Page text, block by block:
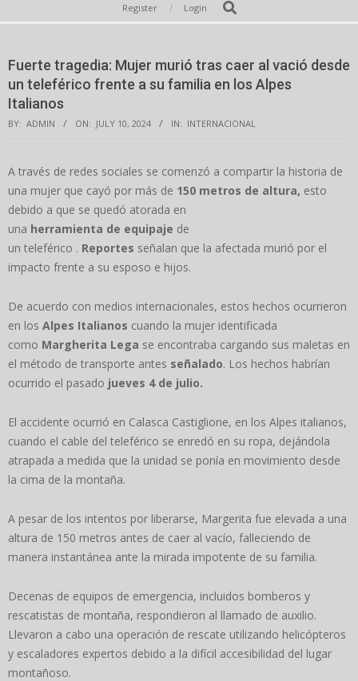
Navigation
Register Login Search
Fuerte tragedia: Mujer murió tras caer al vació desde
un teleférico frente a su familia en los Alpes
Italianos
BY: ADMIN ON: JULY 10, 2024 IN: INTERNACIONAL
A través de redes sociales se comenzó a compartir la historia de
una mujer que cayó por más de 150 metros de altura, esto
debido a que se quedó atorada en
una herramienta de equipaje de
un teleférico . Reportes señalan que la afectada murió por el
impacto frente a su esposo e hijos.
De acuerdo con medios internacionales, estos hechos ocurrieron
en los Alpes Italianos cuando la mujer identificada
como Margherita Lega se encontraba cargando sus maletas en
el método de transporte antes señalado. Los hechos habrían
ocurrido el pasado jueves 4 de julio.
El accidente ocurrió en Calasca Castiglione, en los Alpes italianos,
cuando el cable del teleférico se enredó en su ropa, dejándola
atrapada a medida que la unidad se ponía en movimiento desde
la cima de la montaña.
A pesar de los intentos por liberarse, Margerita fue elevada a una
altura de 150 metros antes de caer al vacío, falleciendo de
manera instantánea ante la mirada impotente de su familia.
Decenas de equipos de emergencia, incluidos bomberos y
rescatistas de montaña, respondieron al llamado de auxilio.
Llevaron a cabo una operación de rescate utilizando helicópteros
y escaladores expertos debido a la difícil accesibilidad del lugar
montañoso.